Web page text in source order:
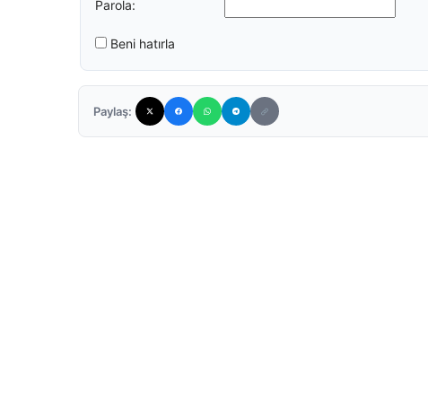
Parola:
Beni hatırla
Paylaş: